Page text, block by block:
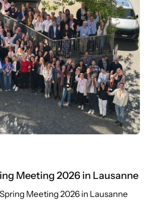
Meeting 2026 in Lausanne
Meeting 2026 in Lausanne